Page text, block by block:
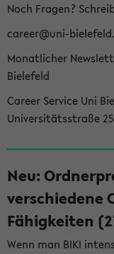
Noch Fragen?
career@uni-
Monatlicher
Bielefeld
Career Service Uni
Universitätsstraße
Neu:
verschiedene
Fähigkeiten
Wenn man BIKI